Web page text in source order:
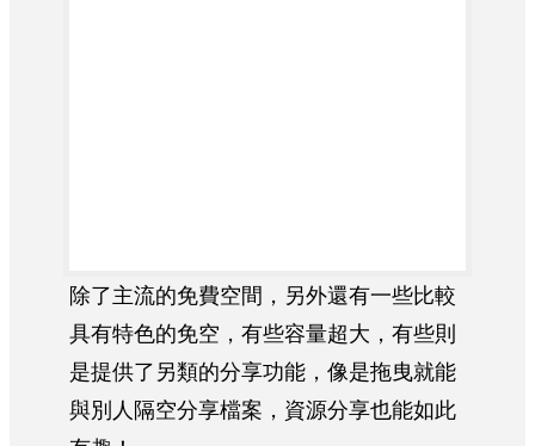
除了主流的免費空間，另外還有一些比較
具有特色的免空，有些容量超大，有些則
是提供了另類的分享功能，像是拖曳就能
與別人隔空分享檔案，資源分享也能如此